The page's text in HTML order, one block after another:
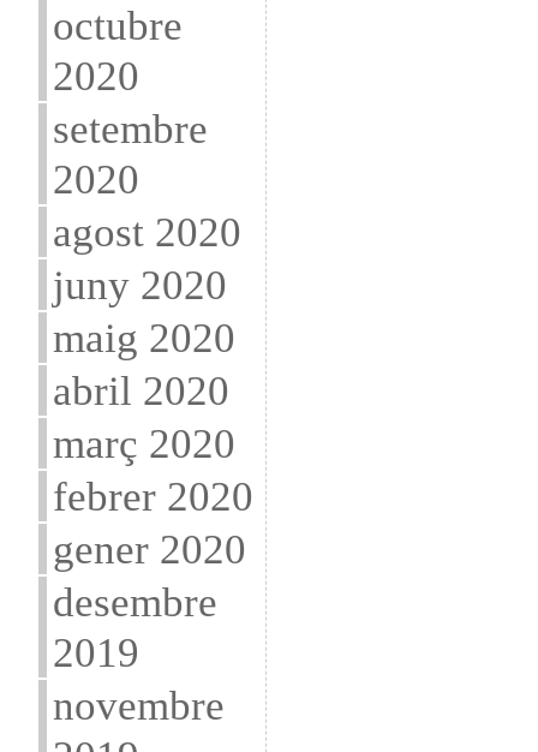
octubre
2020
setembre
2020
agost 2020
juny 2020
maig 2020
abril 2020
març 2020
febrer 2020
gener 2020
desembre
2019
novembre